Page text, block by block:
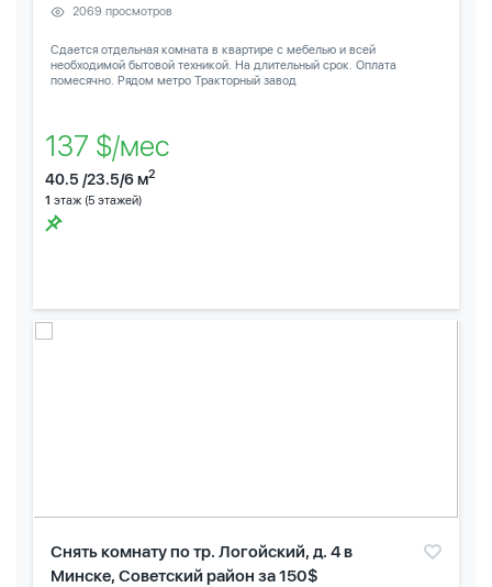
2069 просмотров
Сдается отдельная комната в квартире с мебелью и всей
необходимой бытовой техникой. На длительный срок. Оплата
помесячно. Рядом метро Тракторный завод
137 $/мес
40.5 /23.5/6 м2
1 этаж (5 этажей)
Снять комнату по тр. Логойский, д. 4 в
Минске, Советский район за 150$